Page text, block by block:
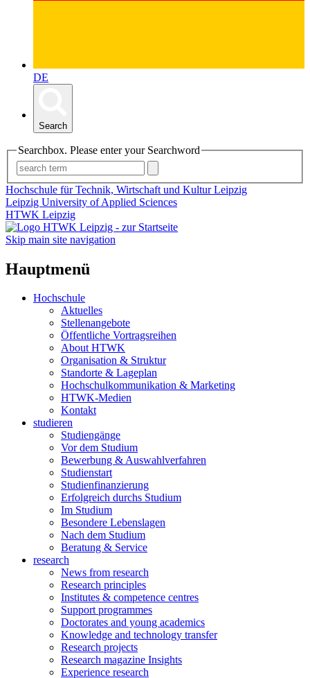
DE
Search
Searchbox. Please enter your Searchword
Hochschule für Technik, Wirtschaft und Kultur Leipzig
Leipzig University of Applied Sciences
HTWK Leipzig
Skip main site navigation
Hauptmenü
Hochschule
Aktuelles
Stellenangebote
Öffentliche Vortragsreihen
About HTWK
Organisation & Struktur
Standorte & Lageplan
Hochschulkommunikation & Marketing
HTWK-Medien
Kontakt
studieren
Studiengänge
Vor dem Studium
Bewerbung & Auswahlverfahren
Studienstart
Studienfinanzierung
Erfolgreich durchs Studium
Im Studium
Besondere Lebenslagen
Nach dem Studium
Beratung & Service
research
News from research
Research principles
Institutes & competence centres
Support programmes
Doctorates and young academics
Knowledge and technology transfer
Research projects
Research magazine Insights
Experience research